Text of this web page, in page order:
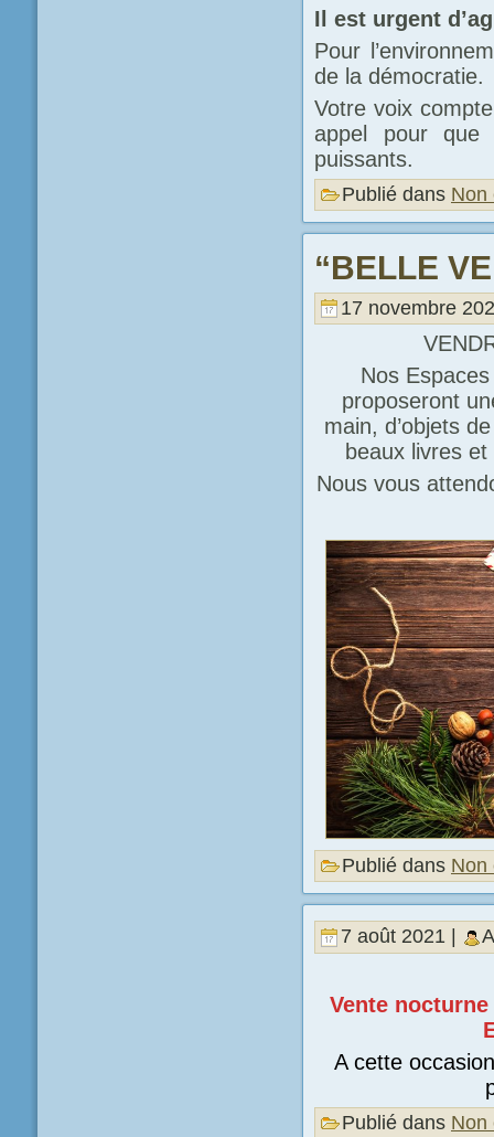
Il est urgent
Pour
de la démocratie.
Votre voix
appel pour que
puissants.
Publié dans Non
“BELLE
17 novembre
Nos
proposeront
main, d’objets
beaux livres
Nous vous
Publié dans Non
7 août 2021 |
Vente
A cette
Publié dans Non